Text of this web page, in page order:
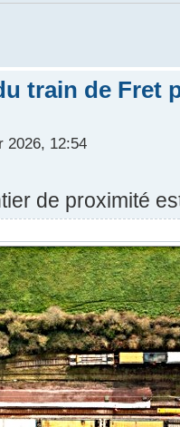
train de Fret
2026, 12:54
de proximité